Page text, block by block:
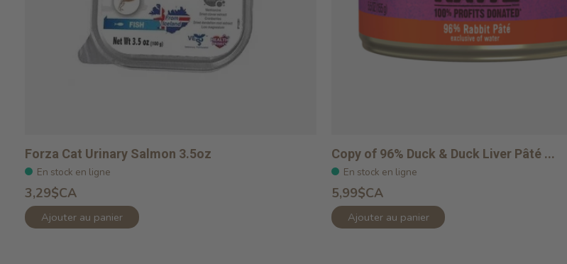
Forza Cat Urinary Salmon 3.5oz
En stock en ligne
3,29$CA
Ajouter au panier
Copy of 96% Duck & Duck Liver Pâté ...
En stock en ligne
5,99$CA
Ajouter au panier